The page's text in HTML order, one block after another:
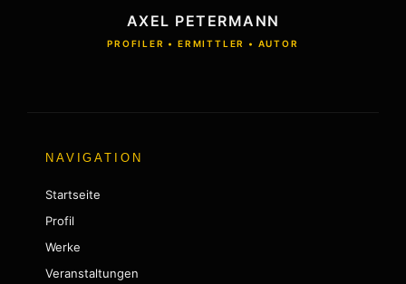
AXEL PETERMANN
PROFILER • ERMITTLER • AUTOR
NAVIGATION
Startseite
Profil
Werke
Veranstaltungen